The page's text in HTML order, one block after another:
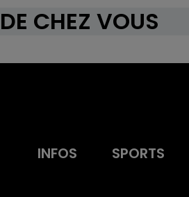
CHEZ VOUS
INFOS SPORTS